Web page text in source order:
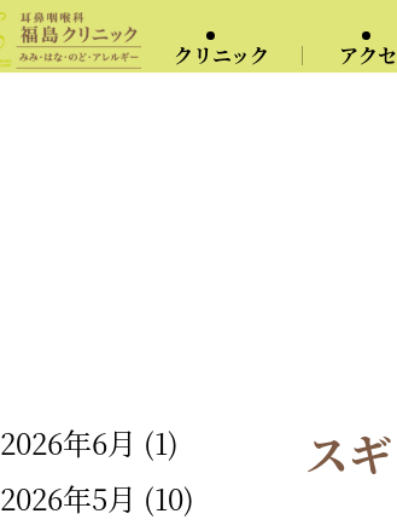
クリニック アク
ス
2026年6月 (1)
2026年5月 (10)